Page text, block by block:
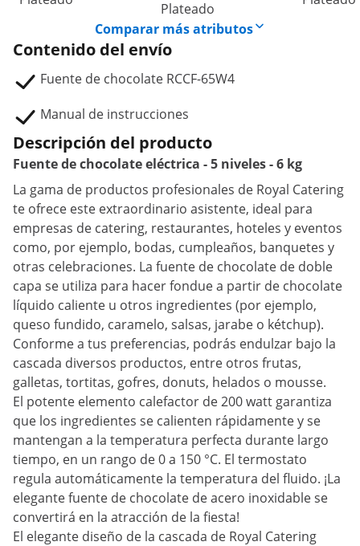
Plateado
Comparar más atributos
Contenido del envío
Fuente de chocolate RCCF-65W4
Manual de instrucciones
Descripción del producto
Fuente de chocolate eléctrica - 5 niveles - 6 kg
La gama de productos profesionales de Royal Catering
te ofrece este extraordinario asistente, ideal para
empresas de catering, restaurantes, hoteles y eventos
como, por ejemplo, bodas, cumpleaños, banquetes y
otras celebraciones. La fuente de chocolate de doble
capa se utiliza para hacer fondue a partir de chocolate
líquido caliente u otros ingredientes (por ejemplo,
queso fundido, caramelo, salsas, jarabe o kétchup).
Conforme a tus preferencias, podrás endulzar bajo la
cascada diversos productos, entre otros frutas,
galletas, tortitas, gofres, donuts, helados o mousse.
El potente elemento calefactor de 200 watt garantiza
que los ingredientes se calienten rápidamente y se
mantengan a la temperatura perfecta durante largo
tiempo, en un rango de 0 a 150 °C. El termostato
regula automáticamente la temperatura del fluido. ¡La
elegante fuente de chocolate de acero inoxidable se
convertirá en la atracción de la fiesta!
El elegante diseño de la cascada de Royal Catering